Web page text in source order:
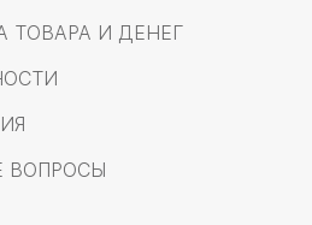
ТОВАРА И ДЕНЕГ
ВОПРОСЫ